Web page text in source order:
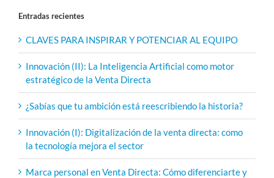
Entradas recientes
CLAVES PARA INSPIRAR Y POTENCIAR AL EQUIPO
Innovación (II): La Inteligencia Artificial como motor
estratégico de la Venta Directa
¿Sabías que tu ambición está reescribiendo la historia?
Innovación (I): Digitalización de la venta directa: como
la tecnología mejora el sector
Marca personal en Venta Directa: Cómo diferenciarte y